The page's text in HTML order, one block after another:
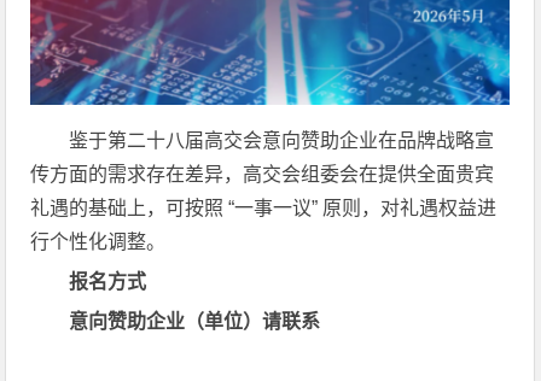
鉴于第二十八届高交会意向赞助企业在品牌战略宣
传方面的需求存在差异，高交会组委会在提供全面贵宾
礼遇的基础上，可按照 “一事一议” 原则，对礼遇权益进
行个性化调整。
报名方式
意向赞助企业（单位）请联系